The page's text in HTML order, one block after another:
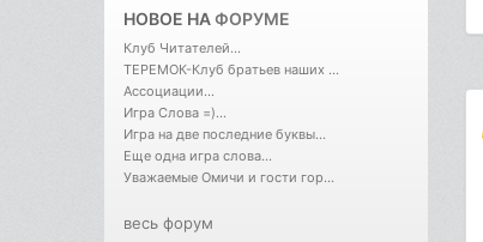
НОВОЕ НАФОРУМЕ
Клуб Читателей...
ТЕРЕМОК-Клуб братьев наших ...
Ассоциации...
Игра Слова =)...
Игра на две последние буквы...
Еще одна игра слова...
Уважаемые Омичи и гости гор...
весь форум